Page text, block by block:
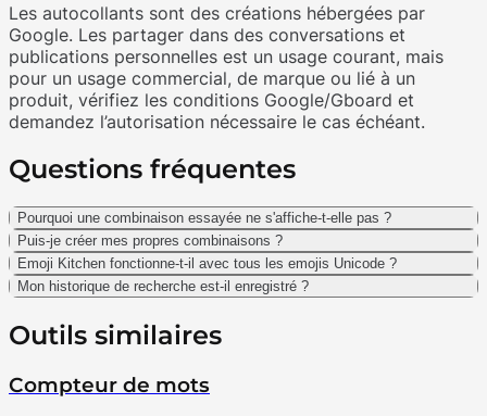
Les autocollants sont des créations hébergées par
Google. Les partager dans des conversations et
publications personnelles est un usage courant, mais
pour un usage commercial, de marque ou lié à un
produit, vérifiez les conditions Google/Gboard et
demandez l’autorisation nécessaire le cas échéant.
Questions fréquentes
Pourquoi une combinaison essayée ne s'affiche-t-elle pas ?
Puis-je créer mes propres combinaisons ?
Emoji Kitchen fonctionne-t-il avec tous les emojis Unicode ?
Mon historique de recherche est-il enregistré ?
Outils similaires
Compteur de mots